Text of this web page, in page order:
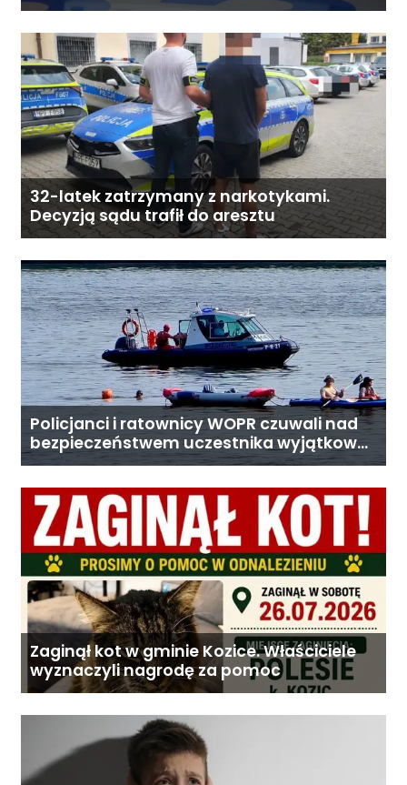
32-latek zatrzymany z narkotykami.
Decyzją sądu trafił do aresztu
Policjanci i ratownicy WOPR czuwali nad
bezpieczeństwem uczestnika wyjątkowej
wyprawy
Zaginął kot w gminie Kozice. Właściciele
wyznaczyli nagrodę za pomoc